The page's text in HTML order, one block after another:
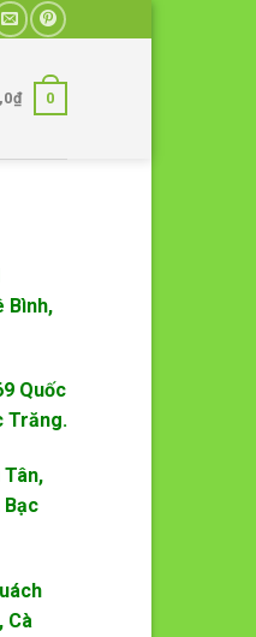
₫ 0
Bình,
Quốc
Trăng.
Tân,
Bạc
Cà